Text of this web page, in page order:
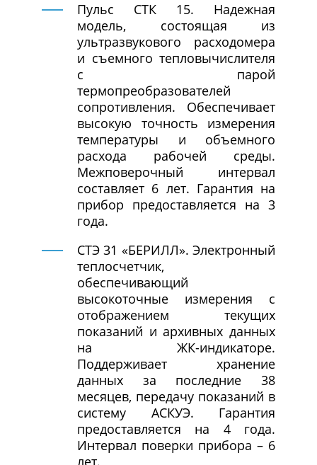
Пульс СТК 15. Надежная
модель, состоящая из
ультразвукового расходомера
и съемного тепловычислителя
с парой
термопреобразователей
сопротивления. Обеспечивает
высокую точность измерения
температуры и объемного
расхода рабочей среды.
Межповерочный интервал
составляет 6 лет. Гарантия на
прибор предоставляется на 3
года.
СТЭ 31 «БЕРИЛЛ». Электронный
теплосчетчик,
обеспечивающий
высокоточные измерения с
отображением текущих
показаний и архивных данных
на ЖК-индикаторе.
Поддерживает хранение
данных за последние 38
месяцев, передачу показаний в
систему АСКУЭ. Гарантия
предоставляется на 4 года.
Интервал поверки прибора – 6
лет.